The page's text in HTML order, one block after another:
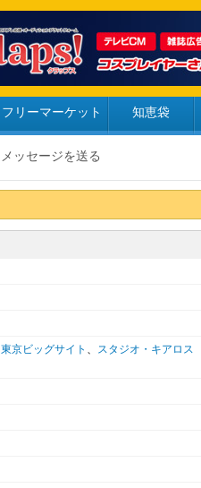
フリーマーケット 知恵袋
メッセージを送る
東京ビッグサイト 、 スタジオ・キアロス